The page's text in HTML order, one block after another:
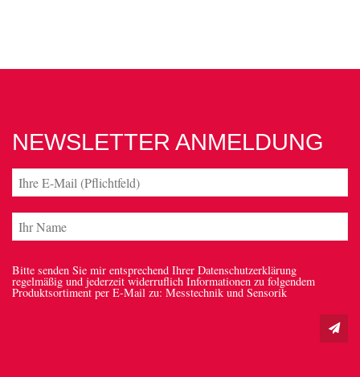
NEWSLETTER ANMELDUNG
Bitte senden Sie mir entsprechend Ihrer Datenschutzerklärung
regelmäßig und jederzeit widerruflich Informationen zu folgendem
Produktsortiment per E-Mail zu: Messtechnik und Sensorik